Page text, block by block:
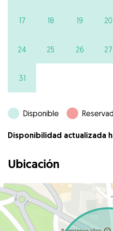
17 18 19 20
24 25 26 27
31
Disponible
Disponibilidad actualizada
Ubicación